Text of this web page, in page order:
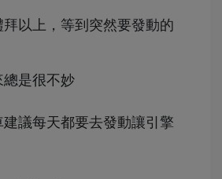
以上，等到突然要發動的
是很不妙
議每天都要去發動讓引擎